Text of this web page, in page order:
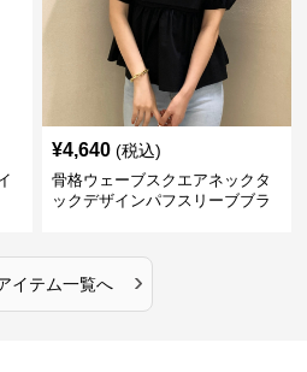
¥4,640 (税込)
骨格ウェーブスクエアネックタ
ックデザインパフスリーブブラ
イテム一覧へ ›